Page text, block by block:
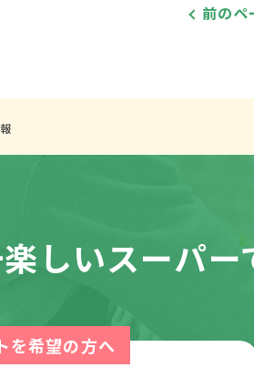
前のペ
しいスーパー
を希望の方へ